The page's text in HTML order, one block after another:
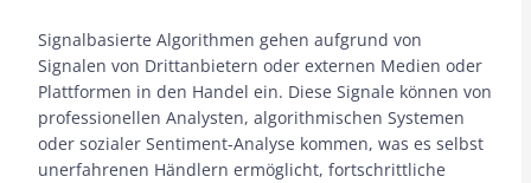
Signalbasierte Algorithmen gehen aufgrund von
Signalen von Drittanbietern oder externen Medien oder
Plattformen in den Handel ein. Diese Signale können von
professionellen Analysten, algorithmischen Systemen
oder sozialer Sentiment-Analyse kommen, was es selbst
unerfahrenen Händlern ermöglicht, fortschrittliche